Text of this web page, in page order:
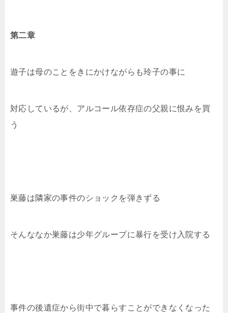
第二章
遊子は母のことをきにかけながらも玲子の事に
対応しているが、アルコール依存症の父親に恨みを買
う
巣藤は隣家の事件のショックを弾きずる
そんななか巣藤は少年グループに暴行を受け入院する
事件の後遺症から街中で暮らすことができなくなった